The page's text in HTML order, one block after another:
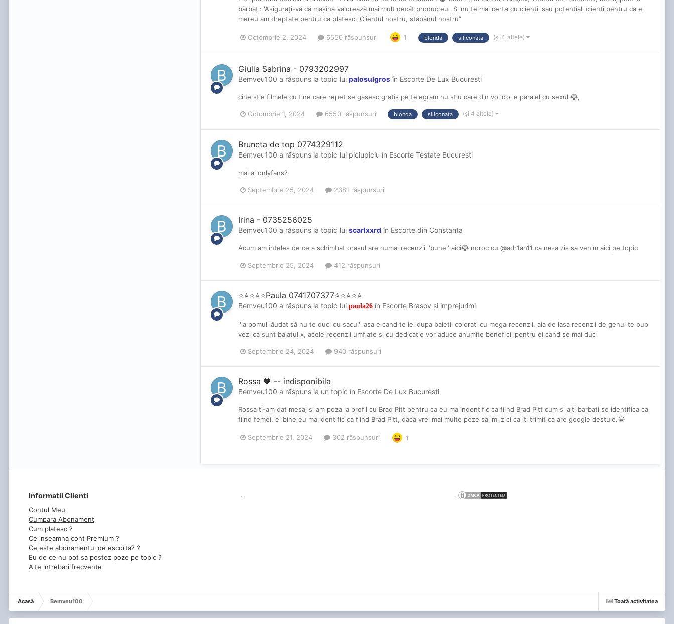
bărbați: 'Asigurați-vă că mașina valorează mai mult decât produc eu'. Si nu te mai certa cu clientii sau potentiali clienti pentru ca ei
mereu am dreptate pentru ca platesc.„Clientul nostru, stăpânul nostru”
Octombrie 2, 2024 6550 răspunsuri 1 blonda siliconata (și 4 altele)
Giulia Sabrina - 0793202997
Bemveu100 a răspuns la topic lui palosulgrosîn Escorte De Lux Bucuresti
cine stie filmele cu tine care repet se gasesc gratis pe telegram nu stiu care din voi doi e paralel cu sexul 😂,
Octombrie 1, 2024 6550 răspunsuri blonda siliconata (și 4 altele)
Bruneta de top 0774329112
Bemveu100 a răspuns la topic lui piciupiciu în Escorte Testate Bucuresti
mai ai onlyfans?
Septembrie 25, 2024 2381 răspunsuri
Irina - 0735256025
Bemveu100 a răspuns la topic lui scarlxxrd în Escorte din Constanta
Acum am inteles de ce a schimbat orasul are numai recenzii ''bune'' aici😂 noroc cu @adr1an11 ca ne-a zis sa venim aici pe topic
Septembrie 25, 2024 412 răspunsuri
⭐⭐⭐⭐⭐Paula 0741707377⭐⭐⭐⭐⭐
Bemveu100 a răspuns la topic lui paula26 în Escorte Brasov si imprejurimi
''la pomul lăudat să nu te duci cu sacul'' asa e cand te iei dupa baietii colorati cu mega recenzii, aia de lasa recenzii de genul te pup
vezi ca sunt baiatul x, acele recenzii umflate si cu dedicatie vor aduce anumite beneficii pentru ei cand se mai duc
Septembrie 24, 2024 940 răspunsuri
Rossa 🖤 -- indisponibila
Bemveu100 a răspuns la un topic în Escorte De Lux Bucuresti
Rossa ti-am dat mesaj si am poza la profil cu Brad Pitt pentru ca eu ma indentific ca fiind Brad Pitt cum si alti barbati se identifica ca
fiind femei, ei bine eu ma identific ca fiind Brad Pitt, daca vrei mai multe poze sa imi zici ca iti trimit ca are google destule.😂
Septembrie 21, 2024 302 răspunsuri 1
Informatii Clienti
Contul Meu
Cumpara Abonament
Cum platesc ?
Ce inseamna cont Premium ?
Ce este abonamentul de escorta? ?
Eu de ce nu pot sa postez poze pe topic ?
Alte intrebari frecvente
. .
Toată activitatea
Acasă Bemveu100